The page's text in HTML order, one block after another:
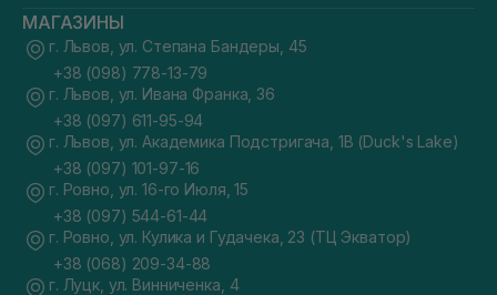
МАГАЗИНЫ
г. Львов, ул. Степана Бандеры, 45
+38 (098) 778-13-79
г. Львов, ул. Ивана Франка, 36
+38 (097) 611-95-94
г. Львов, ул. Академика Подстригача, 1В (Duck's Lake)
+38 (097) 101-97-16
г. Ровно, ул. 16-го Июля, 15
+38 (097) 544-61-44
г. Ровно, ул. Кулика и Гудачека, 23 (ТЦ Экватор)
+38 (068) 209-34-88
г. Луцк, ул. Винниченка, 4